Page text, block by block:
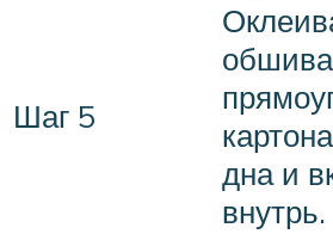
Шаг 5
дна и
внутрь.